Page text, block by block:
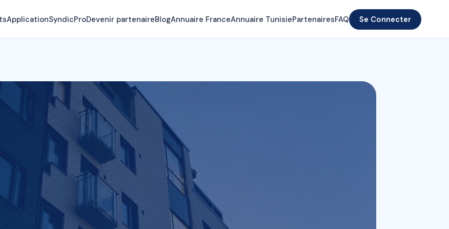
ApplicationSyndicProDevenir partenaireBlogAnnuaire FranceAnnuaire TunisiePartenairesFAQ Se Connecter